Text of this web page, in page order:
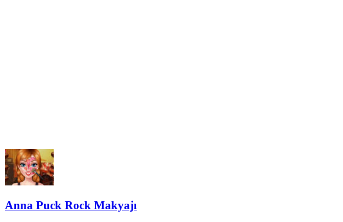
Anna Puck Rock Makyajı